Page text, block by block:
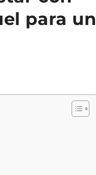
para un